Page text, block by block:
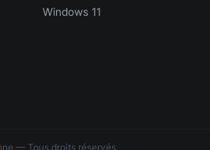
Windows 11
— Tous droits réservés.